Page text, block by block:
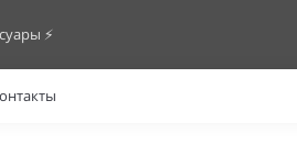
⚡️